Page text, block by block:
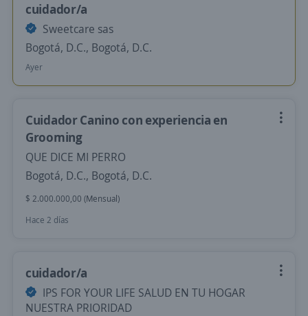
cuidador/a
Sweetcare sas
Bogotá, D.C., Bogotá, D.C.
Ayer
Cuidador Canino con experiencia en
Grooming
QUE DICE MI PERRO
Bogotá, D.C., Bogotá, D.C.
$ 2.000.000,00 (Mensual)
Hace 2 días
cuidador/a
IPS FOR YOUR LIFE SALUD EN TU HOGAR
NUESTRA PRIORIDAD